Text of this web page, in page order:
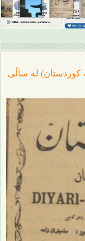
کوردستان) لە ساڵی